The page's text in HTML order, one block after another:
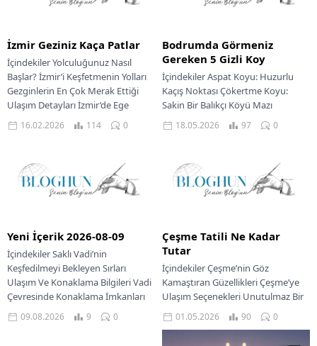
İzmir Geziniz Kaça Patlar
İçindekiler Yolculuğunuz Nasıl
Başlar? İzmir’i Keşfetmenin Yolları
Gezginlerin En Çok Merak Ettiği
Ulaşım Detayları İzmir’de Ege
Sofrasında Bir Lezzet Şöleni...
16.02.2026 114 0
Bodrumda Görmeniz
Gereken 5 Gizli Koy
İçindekiler Aspat Koyu: Huzurlu
Kaçış Noktası Çökertme Koyu:
Sakin Bir Balıkçı Köyü Mazı
Koyunda Huzur Dolu Bir Kaçış Ne
Yenir...
18.05.2026 97 0
Yeni İçerik 2026-08-09
İçindekiler Saklı Vadi’nin
Keşfedilmeyi Bekleyen Sırları
Ulaşım Ve Konaklama Bilgileri Vadi
Çevresinde Konaklama İmkanları
Saklı Vadiye Ulaşım İpuçları
Gözlerinizi kapatın...
09.08.2026 9 0
Çeşme Tatili Ne Kadar
Tutar
İçindekiler Çeşme’nin Göz
Kamaştıran Güzellikleri Çeşme’ye
Ulaşım Seçenekleri Unutulmaz Bir
Tatil İçin Konaklama Rehberi
Ege’nin Tadı Damaklarda Çeşme
Lezzetleri Şehir...
01.05.2026 90 0